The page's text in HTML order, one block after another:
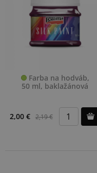
Farba na hodváb,
50 ml, baklažánová
2,00 € 2,19 €